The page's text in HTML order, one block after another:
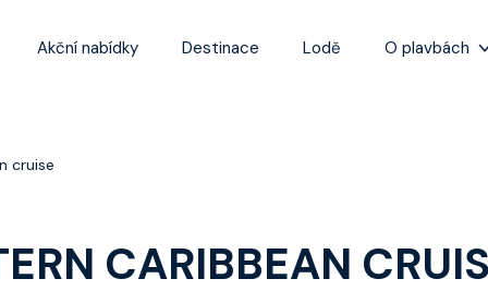
Akční nabídky Destinace Lodě O plavbách
cruise
CARIBBEAN